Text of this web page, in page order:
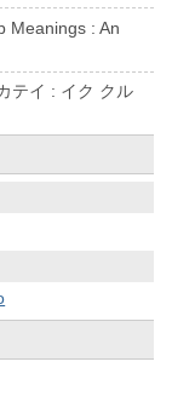
Meanings : An
テイ : イク クル